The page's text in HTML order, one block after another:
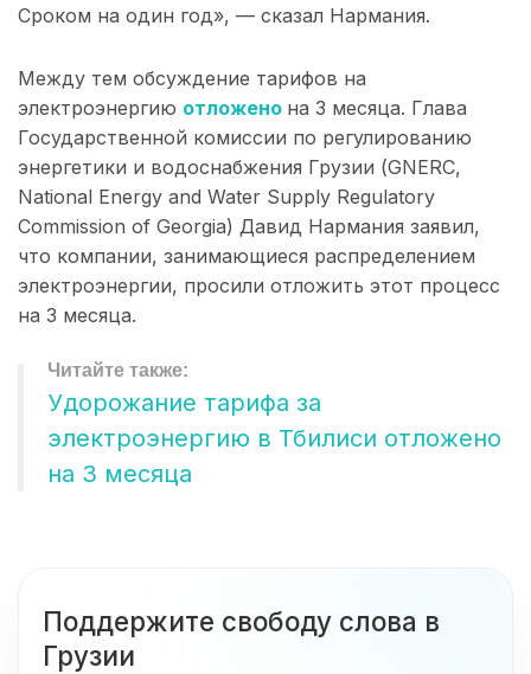
Сроком на один год», — сказал Нармания.
Между тем обсуждение тарифов на
электроэнергию отложено на 3 месяца. Глава
Государственной комиссии по регулированию
энергетики и водоснабжения Грузии (GNERC,
National Energy and Water Supply Regulatory
Commission of Georgia) Давид Нармания заявил,
что компании, занимающиеся распределением
электроэнергии, просили отложить этот процесс
на 3 месяца.
Удорожание тарифа за
электроэнергию в Тбилиси отложено
на 3 месяца
Поддержите свободу слова в
Грузии